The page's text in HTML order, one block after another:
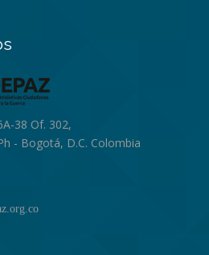
38 Of. 302,
- Bogotá, D.C. Colombia